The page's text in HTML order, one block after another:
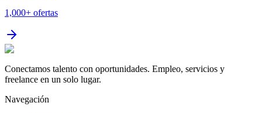
1,000+ ofertas
Conectamos talento con oportunidades. Empleo, servicios y
freelance en un solo lugar.
Navegación